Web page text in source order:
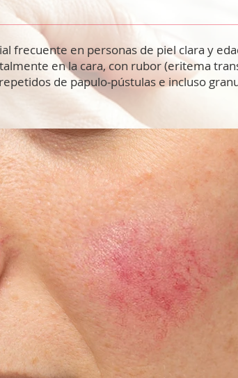
frecuente en personas de piel clara y
en la cara, con rubor (eritema
de papulo-pústulas e incluso